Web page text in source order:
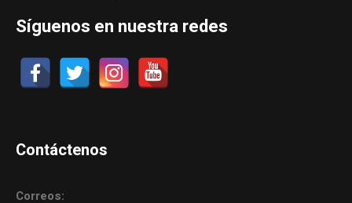
Síguenos en nuestra redes
Contáctenos
Correos: